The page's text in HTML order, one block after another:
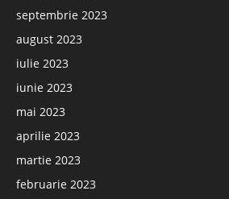
septembrie 2023
august 2023
iulie 2023
iunie 2023
mai 2023
aprilie 2023
martie 2023
februarie 2023